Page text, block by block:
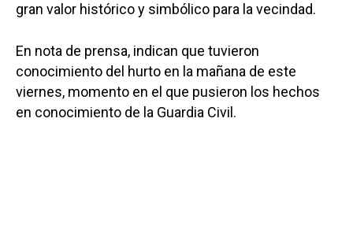
gran valor histórico y simbólico para la vecindad.
En nota de prensa, indican que tuvieron
conocimiento del hurto en la mañana de este
viernes, momento en el que pusieron los hechos
en conocimiento de la Guardia Civil.